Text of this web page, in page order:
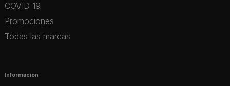
COVID 19
Promociones
Todas las marcas
Información